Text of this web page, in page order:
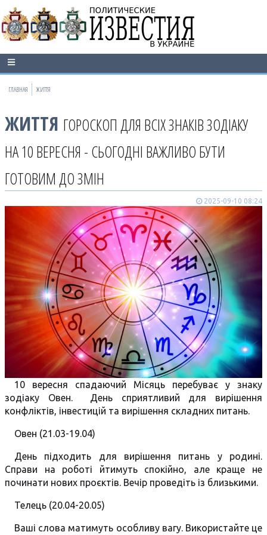
ГЛАВНАЯ ЖИТТЯ
ЖИТТЯ ГОРОСКОП ДЛЯ ВСІХ ЗНАКІВ ЗОДІАКУ
НА 10 ВЕРЕСНЯ - СЬОГОДНІ ВАЖЛИВО БУТИ
ГОТОВИМ ДО ЗМІН
2025-09-10 08:24
10 вересня спадаючий Місяць перебуває у знаку
зодіаку Овен. День сприятливий для вирішення
конфліктів, інвестицій та вирішення складних питань.
Овен (21.03-19.04)
День підходить для вирішення питань у родині.
Справи на роботі йтимуть спокійно, але краще не
починати нових проєктів. Вечір проведіть із близькими.
Телець (20.04-20.05)
Ваші слова матимуть особливу вагу. Використайте це